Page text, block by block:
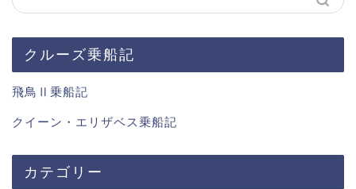
クルーズ乗船記
飛鳥Ⅱ乗船記
クイーン・エリザベス乗船記
カテゴリー